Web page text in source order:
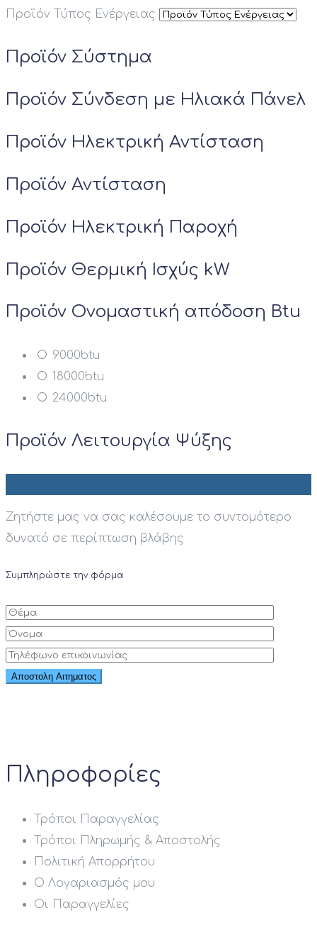
Προϊόν Τύπος Ενέργειας
Προϊόν Σύστημα
Προϊόν Σύνδεση με Ηλιακά Πάνελ
Προϊόν Ηλεκτρική Αντίσταση
Προϊόν Αντίσταση
Προϊόν Ηλεκτρική Παροχή
Προϊόν Θερμική Ισχύς kW
Προϊόν Ονομαστική απόδοση Btu
9000btu
18000btu
24000btu
Προϊόν Λειτουργία Ψύξης
Ζητήστε μας να σας καλέσουμε το συντομότερο
δυνατό σε περίπτωση βλάβης
Συμπληρώστε την φόρμα
Πληροφορίες
Τρόποι Παραγγελίας
Τρόποι Πληρωμής & Αποστολής
Πολιτική Απορρήτου
Ο Λογαριασμός μου
Οι Παραγγελίες